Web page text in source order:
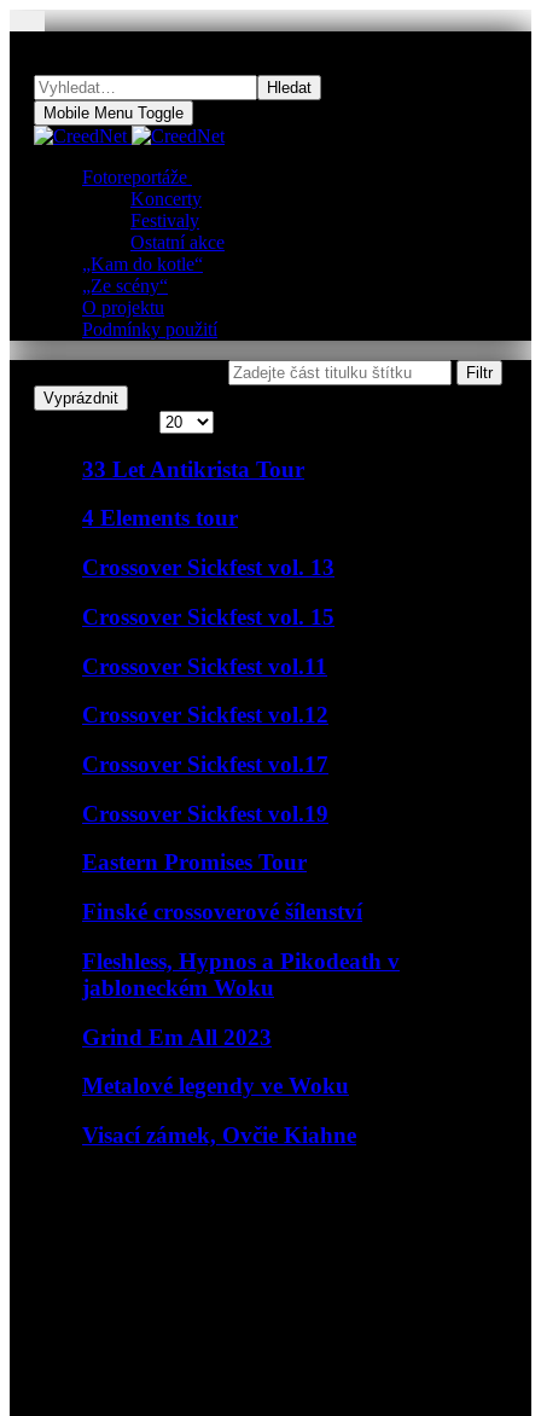
Hledat
Mobile Menu Toggle
Fotoreportáže
Koncerty
Festivaly
Ostatní akce
„Kam do kotle“
„Ze scény“
O projektu
Podmínky použití
Filtr
Vyprázdnit
33 Let Antikrista Tour
4 Elements tour
Crossover Sickfest vol. 13
Crossover Sickfest vol. 15
Crossover Sickfest vol.11
Crossover Sickfest vol.12
Crossover Sickfest vol.17
Crossover Sickfest vol.19
Eastern Promises Tour
Finské crossoverové šílenství
Fleshless, Hypnos a Pikodeath v
jabloneckém Woku
Grind Em All 2023
Metalové legendy ve Woku
Visací zámek, Ovčie Kiahne